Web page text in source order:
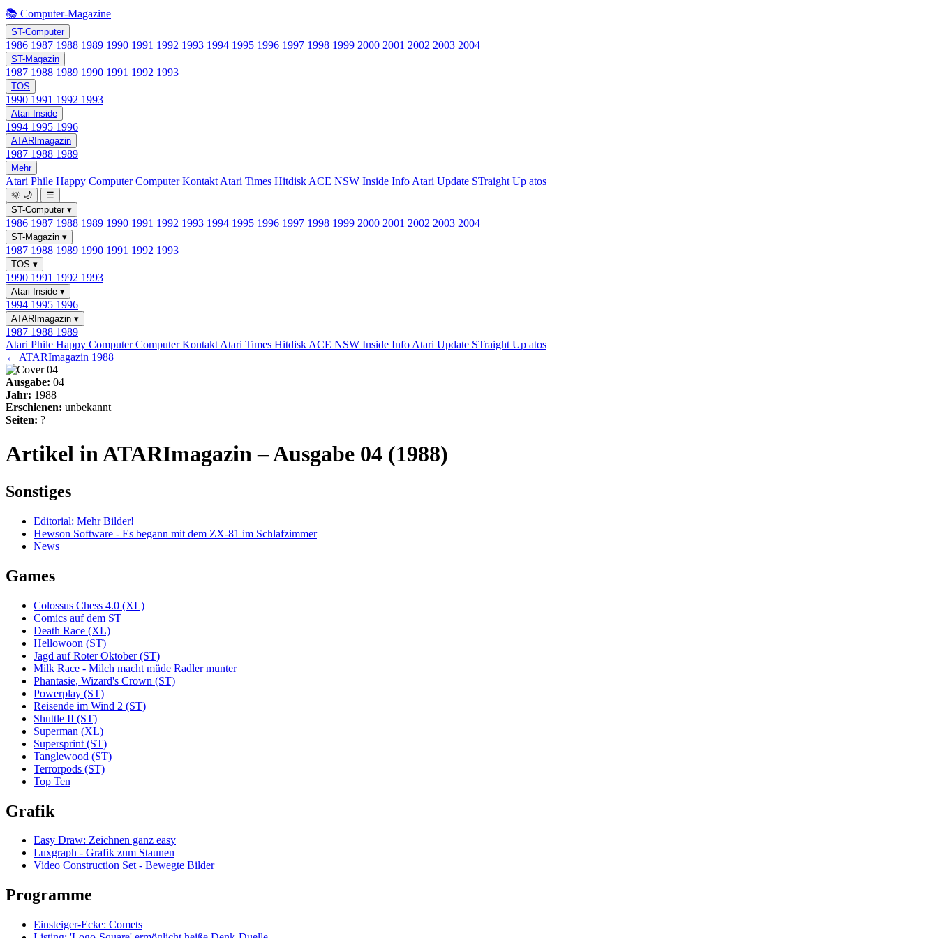
📚 Computer-Magazine
ST-Computer
1986 1987 1988 1989 1990 1991 1992 1993 1994 1995 1996 1997 1998 1999 2000 2001 2002 2003 2004
ST-Magazin
1987 1988 1989 1990 1991 1992 1993
TOS
1990 1991 1992 1993
Atari Inside
1994 1995 1996
ATARImagazin
1987 1988 1989
Mehr
Atari Phile Happy ComputerComputer Kontakt Atari Times Hitdisk ACE NSW Inside Info Atari Update STraight Up atos
🌞 🌙
☰
ST-Computer ▾
1986 1987 1988 1989 1990 1991 1992 1993 1994 1995 1996 1997 1998 1999 2000 2001 2002 2003 2004
ST-Magazin ▾
1987 1988 1989 1990 1991 1992 1993
TOS ▾
1990 1991 1992 1993
Atari Inside ▾
1994 1995 1996
ATARImagazin ▾
1987 1988 1989
Atari Phile Happy ComputerComputer Kontakt Atari Times Hitdisk ACE NSW Inside Info Atari Update STraight Up atos
← ATARImagazin 1988
Ausgabe: 04
Jahr: 1988
Erschienen: unbekannt
Seiten: ?
Artikel in ATARImagazin – Ausgabe 04 (1988)
Sonstiges
Editorial: Mehr Bilder!
Hewson Software - Es begann mit dem ZX-81 im Schlafzimmer
News
Games
Colossus Chess 4.0 (XL)
Comics auf dem ST
Death Race (XL)
Hellowoon (ST)
Jagd auf Roter Oktober (ST)
Milk Race - Milch macht müde Radler munter
Phantasie, Wizard's Crown (ST)
Powerplay (ST)
Reisende im Wind 2 (ST)
Shuttle II (ST)
Superman (XL)
Supersprint (ST)
Tanglewood (ST)
Terrorpods (ST)
Top Ten
Grafik
Easy Draw: Zeichnen ganz easy
Luxgraph - Grafik zum Staunen
Video Construction Set - Bewegte Bilder
Programme
Einsteiger-Ecke: Comets